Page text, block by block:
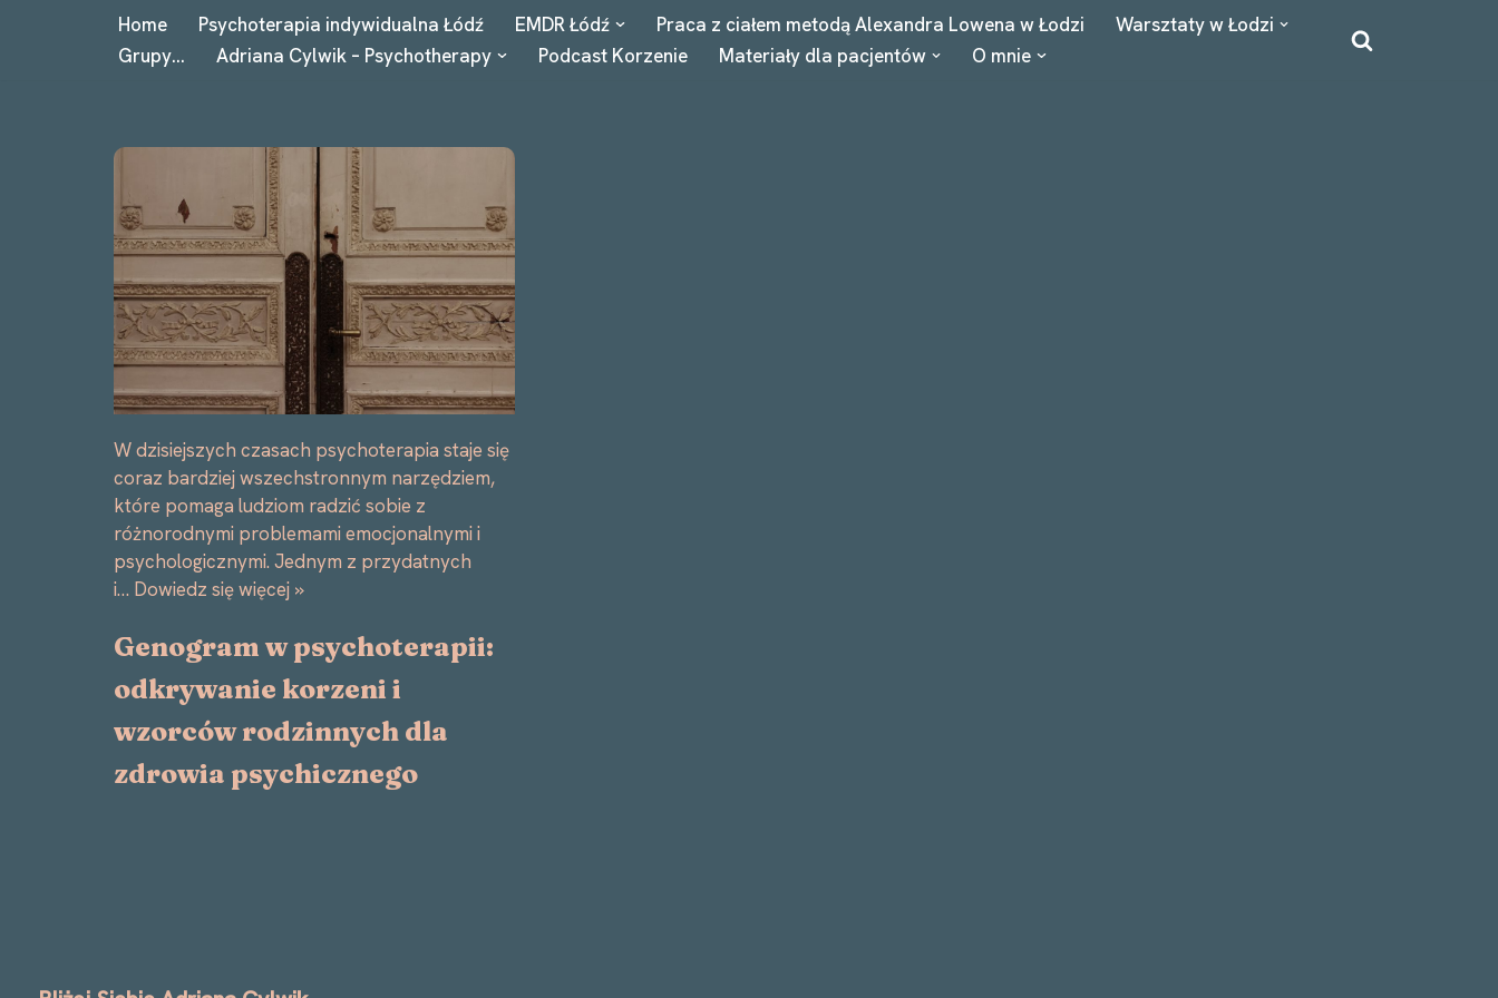
Home Psychoterapia indywidualna Łódź EMDR Łódź Praca z ciałem metodą Alexandra Lowena w Łodzi
Warsztaty w Łodzi
Grupy…
Adriana Cylwik – Psychotherapy Podcast Korzenie Materiały dla pacjentów O mnie
W dzisiejszych czasach psychoterapia staje się
coraz bardziej wszechstronnym narzędziem,
które pomaga ludziom radzić sobie z
różnorodnymi problemami emocjonalnymi i
psychologicznymi. Jednym z przydatnych
i… Dowiedz się więcej »
Genogram w psychoterapii:
odkrywanie korzeni i
wzorców rodzinnych dla
zdrowia psychicznego